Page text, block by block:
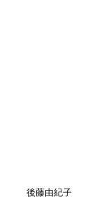
後藤由紀子